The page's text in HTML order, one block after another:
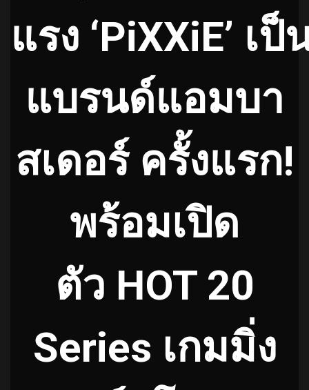
แรง ‘PiXXiE’ เป็
แบรนด์แอมบา
สเดอร์ ครั้งแรก!
พร้อมเปิด
ตัว HOT 20
Series เกมมิ่ง